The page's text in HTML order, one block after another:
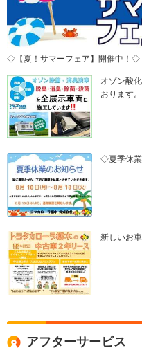
◇【夏！サマーフェア】開催中！◇
オゾン酸
おります。
◇夏季休
新しいお
アフターサービス